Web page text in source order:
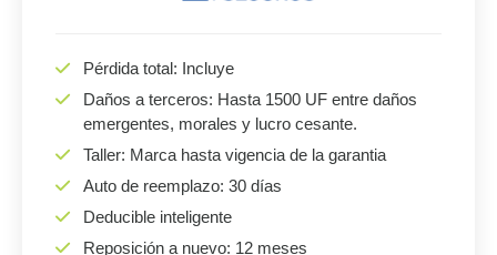
Pérdida total: Incluye
Daños a terceros: Hasta 1500 UF entre daños
emergentes, morales y lucro cesante.
Taller: Marca hasta vigencia de la garantia
Auto de reemplazo: 30 días
Deducible inteligente
Reposición a nuevo: 12 meses